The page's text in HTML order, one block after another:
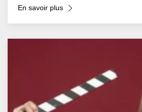
En savoir plus